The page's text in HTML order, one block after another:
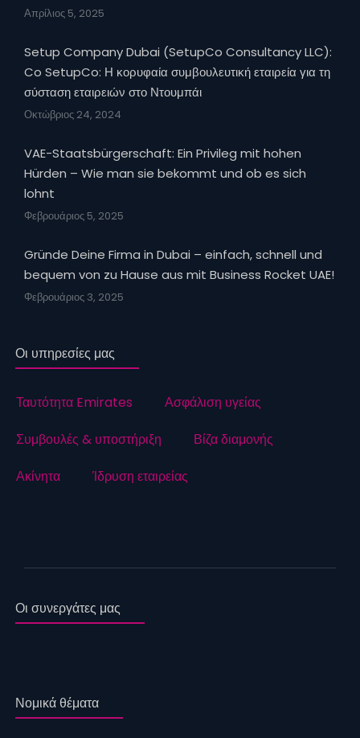
Απρίλιος 5, 2025
Setup Company Dubai (SetupCo Consultancy LLC):
Co SetupCo: Η κορυφαία συμβουλευτική εταιρεία για τη
σύσταση εταιρειών στο Ντουμπάι
Οκτώβριος 24, 2024
VAE-Staatsbürgerschaft: Ein Privileg mit hohen
Hürden – Wie man sie bekommt und ob es sich
lohnt
Φεβρουάριος 5, 2025
Gründe Deine Firma in Dubai – einfach, schnell und
bequem von zu Hause aus mit Business Rocket UAE!
Φεβρουάριος 3, 2025
Οι υπηρεσίες μας
Ταυτότητα Emirates
Ασφάλιση υγείας
Συμβουλές & υποστήριξη
Βίζα διαμονής
Ακίνητα
Ίδρυση εταιρείας
Οι συνεργάτες μας
Νομικά θέματα